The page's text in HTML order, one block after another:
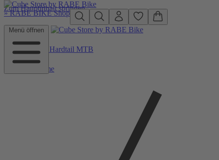
Zum Hauptinhalt springen
»RABE BIKE Shop
Menü öffnen
Zurück zu Hardtail MTB
Home